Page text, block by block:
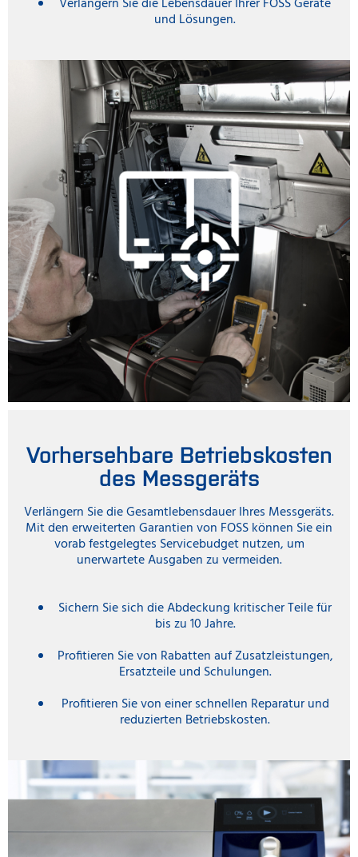
und Lösungen.
Vorhersehbare Betriebskosten
des Messgeräts
Verlängern Sie die Gesamtlebensdauer Ihres Messgeräts.
Mit den erweiterten Garantien von FOSS können Sie ein
vorab festgelegtes Servicebudget nutzen, um
unerwartete Ausgaben zu vermeiden.
Sichern Sie sich die Abdeckung kritischer Teile für
bis zu 10 Jahre.
Profitieren Sie von Rabatten auf Zusatzleistungen,
Ersatzteile und Schulungen.
Profitieren Sie von einer schnellen Reparatur und
reduzierten Betriebskosten.